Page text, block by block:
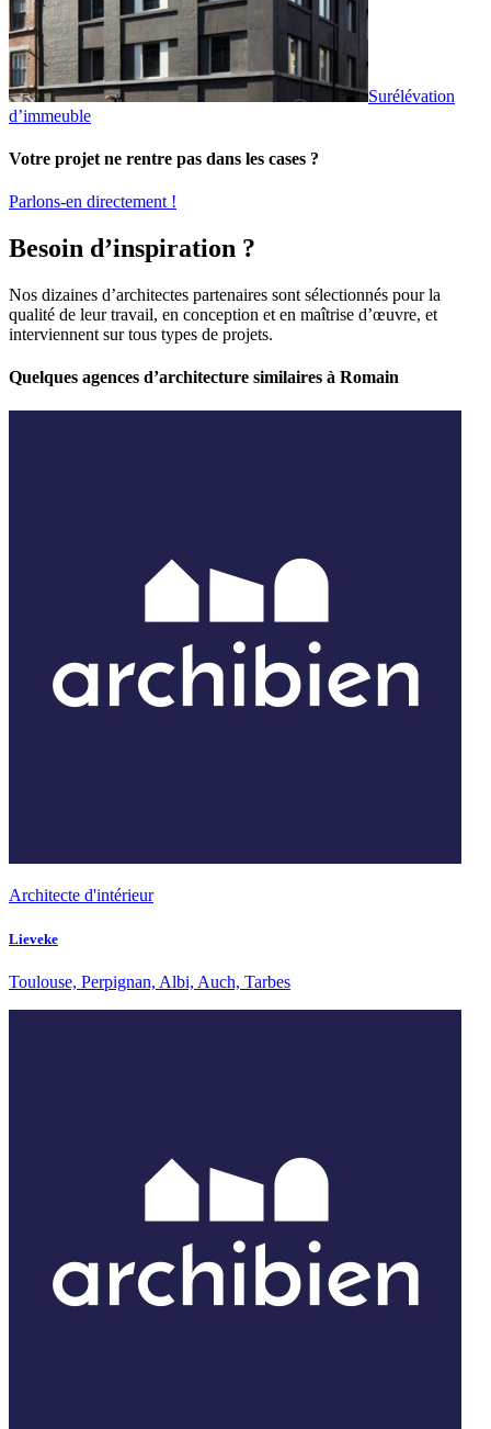
Surélévation
d’immeuble
Votre projet ne rentre pas dans les cases ?
Parlons-en directement !
Besoin d’inspiration ?
Nos dizaines d’architectes partenaires sont sélectionnés pour la
qualité de leur travail, en conception et en maîtrise d’œuvre, et
interviennent sur tous types de projets.
Quelques agences d’architecture similaires à Romain
Architecte d'intérieur
Lieveke
Toulouse, Perpignan, Albi, Auch, Tarbes